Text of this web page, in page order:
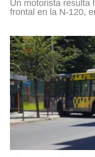
Un motorista resulta
frontal en la N-120,